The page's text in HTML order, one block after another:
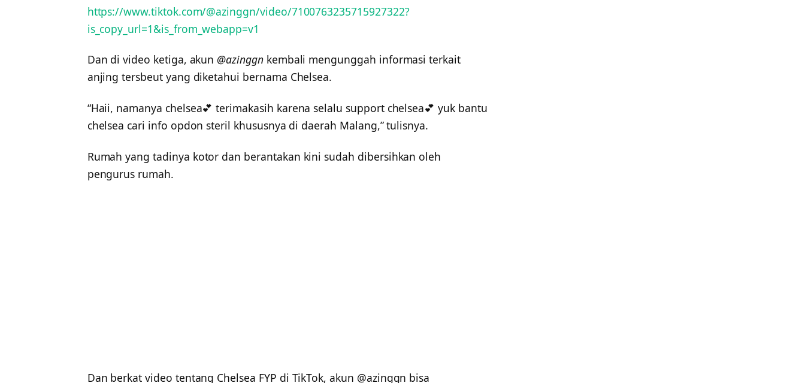
https://www.tiktok.com/@azinggn/video/7100763235715927322?
is_copy_url=1&is_from_webapp=v1
Dan di video ketiga, akun @azinggnkembali mengunggah informasi terkait
anjing tersbeut yang diketahui bernama Chelsea.
“Haii, namanya chelsea💕 terimakasih karena selalu support chelsea💕 yuk bantu
chelsea cari info opdon steril khususnya di daerah Malang,” tulisnya.
Rumah yang tadinya kotor dan berantakan kini sudah dibersihkan oleh
pengurus rumah.
Dan berkat video tentang Chelsea FYP di TikTok, akun @azinggn bisa